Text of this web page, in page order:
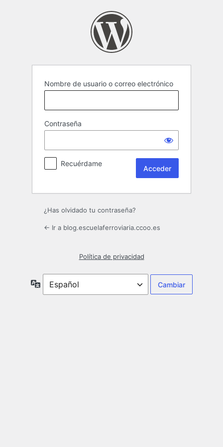
Nombre de usuario o correo electrónico
Contraseña
Recuérdame
¿Has olvidado tu contraseña?
← Ir a blog.escuelaferroviaria.ccoo.es
Política de privacidad
Idioma